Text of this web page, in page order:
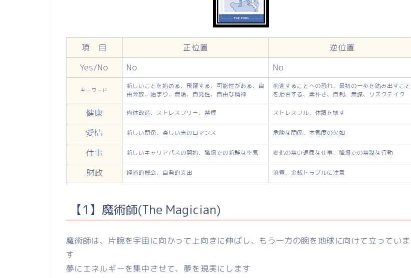
項 目 正位置
逆位置
Yes/No
No No
キーワード
新しいことを始める、飛躍する、可能性がある、自
由奔放、始まり、無垢、自発性、自由な精神
前進することへの恐れ、最初の一歩を踏み出すこと
を拒否する、素朴さ、自制、無謀、リスクテイク
健康 肉体改造、ストレスフリー、禁煙 ストレスフル、体調を壊す
愛情 新しい関係、楽しい光のロマンス 危険な関係、本気度の欠如
仕事 新しいキャリアパスの開始、職場での新鮮な空気 変化の無い退屈な仕事、職場での無謀な行動
財政 経済的機会、自発的支出 浪費、金銭トラブルに注意
【1】魔術師(The Magician)
魔術師は、片腕を宇宙に向かって上向きに伸ばし、もう一方の腕を地球に向けて立っていま
す
夢にエネルギーを集中させて、夢を現実にします